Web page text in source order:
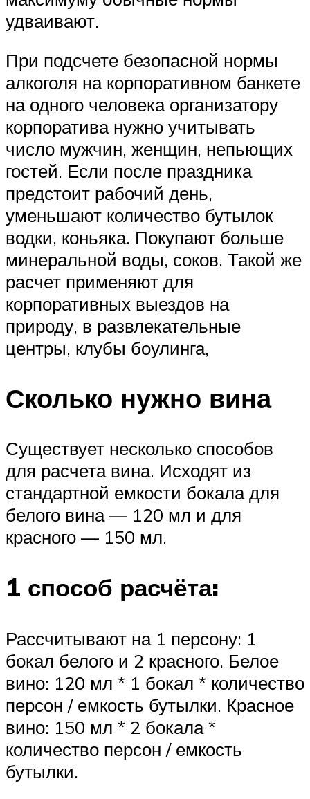
удваивают.
При подсчете безопасной нормы
алкоголя на корпоративном банкете
на одного человека организатору
корпоратива нужно учитывать
число мужчин, женщин, непьющих
гостей. Если после праздника
предстоит рабочий день,
уменьшают количество бутылок
водки, коньяка. Покупают больше
минеральной воды, соков. Такой же
расчет применяют для
корпоративных выездов на
природу, в развлекательные
центры, клубы боулинга,
Сколько нужно вина
Существует несколько способов
для расчета вина. Исходят из
стандартной емкости бокала для
белого вина — 120 мл и для
красного — 150 мл.
1 способ расчёта:
Рассчитывают на 1 персону: 1
бокал белого и 2 красного. Белое
вино: 120 мл * 1 бокал * количество
персон / емкость бутылки. Красное
вино: 150 мл * 2 бокала *
количество персон / емкость
бутылки.